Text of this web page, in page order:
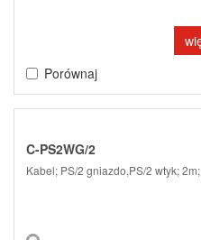
Porównaj
C-PS2WG/2
Kabel; PS/2 gniazdo,PS/2 wtyk;